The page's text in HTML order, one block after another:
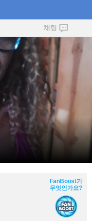
채팅
FanBoost가
무엇인가요?